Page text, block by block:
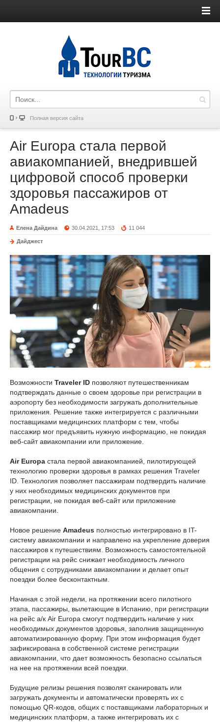
Полная версия сайта
Air Europa стала первой
авиакомпанией, внедрившей
цифровой способ проверки
здоровья пассажиров от
Amadeus
Елена Дайдина 30.04.2021, 17:53 11 044
Дайджест
Возможности Traveler ID позволяют путешественникам
подтверждать данные о своем здоровье при регистрации в
аэропорту без необходимости загружать дополнительные
приложения. Решение также интегрируется с различными
поставщиками медицинских платформ с тем, чтобы
пассажир мог предъявить нужную информацию, не покидая
веб-сайт авиакомпании или приложение.
Air Europa стала первой авиакомпанией, пилотирующей
технологию проверки здоровья в рамках решения Traveler
ID. Технология позволяет пассажирам подтвердить наличие
у них необходимых медицинских документов при
регистрации, не покидая веб-сайт или приложение
авиакомпании.
Новое решение Amadeus полностью интегрировано в IT-
систему авиакомпании и направлено на укрепление доверия
пассажиров к путешествиям. Возможность самостоятельной
регистрации на рейс снижает необходимость личного
общения с сотрудниками авиакомпании и делает опыт
поездки более бесконтактным.
Начиная с этой недели, на протяжении всего пилотного
этапа, пассажиры, вылетающие в Испанию, при регистрации
на рейс а/к Air Europa смогут подтвердить наличие у них
необходимых документов здоровья, заполнив защищенную
автоматизированную форму. При этом информация будет
зафиксирована в собственной системе регистрации
авиакомпании, что дает возможность безопасно ссылаться
на нее на протяжении всей поездки.
Будущие релизы решения позволят сканировать или
загружать документы и автоматически проверять их с
помощью QR-кодов, общих с поставщиками лабораторных и
медицинских платформ, а также интегрировать их с